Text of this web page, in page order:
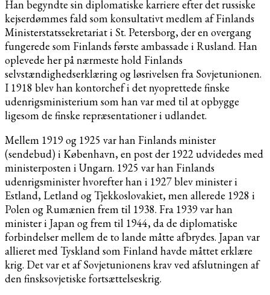
Han begyndte sin diplomatiske karriere efter det russiske
kejserdømmes fald som konsultativt medlem af Finlands
Ministerstatssekretariat i St. Petersborg, der en overgang
fungerede som Finlands første ambassade i Rusland. Han
oplevede her på nærmeste hold Finlands
selvstændighedserklæring og løsrivelsen fra Sovjetunionen.
I 1918 blev han kontorchef i det nyoprettede finske
udenrigsministerium som han var med til at opbygge
ligesom de finske repræsentationer i udlandet.
Mellem 1919 og 1925 var han Finlands minister
(sendebud) i København, en post der 1922 udvidedes med
ministerposten i Ungarn. 1925 var han Finlands
udenrigsminister hvorefter han i 1927 blev minister i
Estland, Letland og Tjekkoslovakiet, men allerede 1928 i
Polen og Rumænien frem til 1938. Fra 1939 var han
minister i Japan og frem til 1944, da de diplomatiske
forbindelser mellem de to lande måtte afbrydes. Japan var
allieret med Tyskland som Finland havde måttet erklære
krig. Det var et af Sovjetunionens krav ved afslutningen af
den finsksovjetiske fortsættelseskrig.